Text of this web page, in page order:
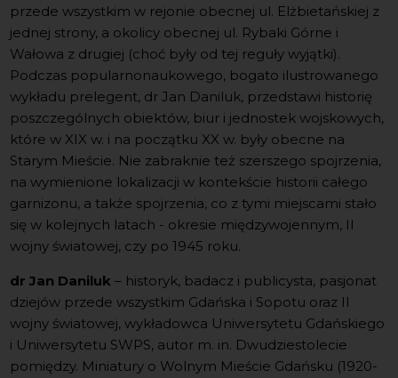
przede wszystkim w rejonie obecnej ul. Elżbietańskiej z
jednej strony, a okolicy obecnej ul. Rybaki Górne i
Wałowa z drugiej (choć były od tej reguły wyjątki).
Podczas popularnonaukowego, bogato ilustrowanego
wykładu prelegent, dr Jan Daniluk, przedstawi historię
poszczególnych obiektów, biur i jednostek wojskowych,
które w XIX w. i na początku XX w. były obecne na
Starym Mieście. Nie zabraknie też szerszego spojrzenia,
na wymienione lokalizacji w kontekście historii całego
garnizonu, a także spojrzenia, co z tymi miejscami stało
się w kolejnych latach - okresie międzywojennym, II
wojny światowej, czy po 1945 roku.
dr Jan Daniluk – historyk, badacz i publicysta, pasjonat
dziejów przede wszystkim Gdańska i Sopotu oraz II
wojny światowej, wykładowca Uniwersytetu Gdańskiego
i Uniwersytetu SWPS, autor m. in. Dwudziestolecie
pomiędzy. Miniatury o Wolnym Mieście Gdańsku (1920-